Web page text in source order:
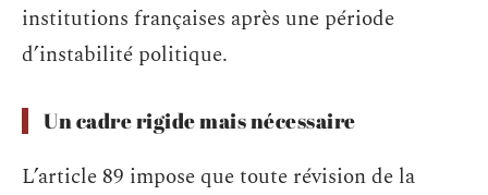
institutions françaises après une période
d’instabilité politique.
Un cadre rigide mais nécessaire
L’article 89 impose que toute révision de la